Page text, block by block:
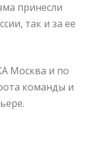
принесли
так и за ее
Москва и по
команды и